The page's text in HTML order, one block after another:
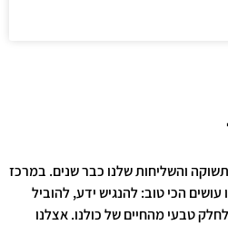
והשליחות שלנו כבר שנים. במרכז
הכי טוב: להנגיש ידע, להוביל
טבעי מהחיים של כולנו. אצלנו